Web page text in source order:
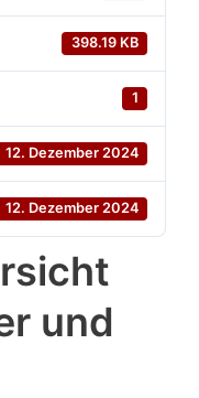
398.19 KB
1
12. Dezember 2024
12. Dezember 2024
und